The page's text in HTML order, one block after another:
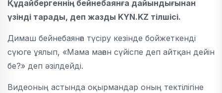
Құдайбергеннің бейнебаянға дайындығынан
үзінді тарады, деп жазды KYN.KZ тілшісі.
Димаш бейнебаянға түсіру кезінде бойжеткенді
сүюге ұялып, «Мама маған сүйіспе деп айтқан дейін
бе?» деп әзілдейді.
Видеоның астында оқырмандар оның тектілігіне